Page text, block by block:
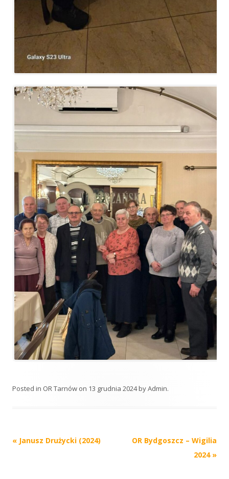
Posted in OR Tarnów on 13 grudnia 2024byAdmin.
Post
« Janusz Drużycki (2024)
OR Bydgoszcz – Wigilia
2024 »